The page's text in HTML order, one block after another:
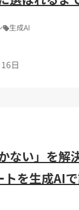
2）
Amplify（2
Google Cloud（
（1）
ド（1）
SEO（1）
（12）
ィング（12）
）
オープンイノベ
生成AI
日
ない」を解
トを生成AI